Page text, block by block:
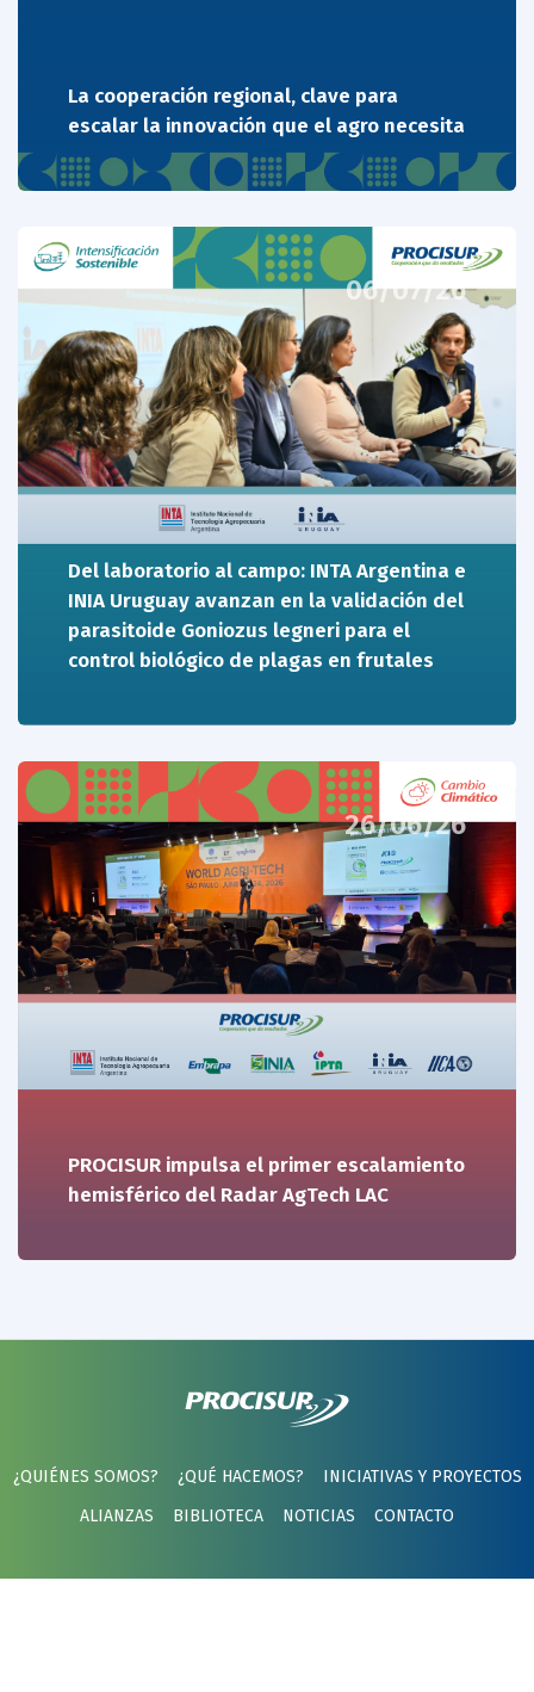
La cooperación regional, clave para
escalar la innovación que el agro necesita
06/07/26
Del laboratorio al campo: INTA Argentina e
INIA Uruguay avanzan en la validación del
parasitoide Goniozus legneri para el
control biológico de plagas en frutales
26/06/26
PROCISUR impulsa el primer escalamiento
hemisférico del Radar AgTech LAC
¿QUIÉNES SOMOS? ¿QUÉ HACEMOS?
INICIATIVAS Y PROYECTOS
ALIANZAS
BIBLIOTECA NOTICIAS CONTACTO